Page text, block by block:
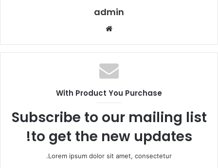
admin
ق
ع
ا
و
ب
With Product You Purchase
Subscribe to our mailing list
to get the new updates!
Lorem ipsum dolor sit amet, consectetur.